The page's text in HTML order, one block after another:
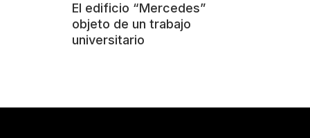
El edificio “Mercedes”
objeto de un trabajo
universitario